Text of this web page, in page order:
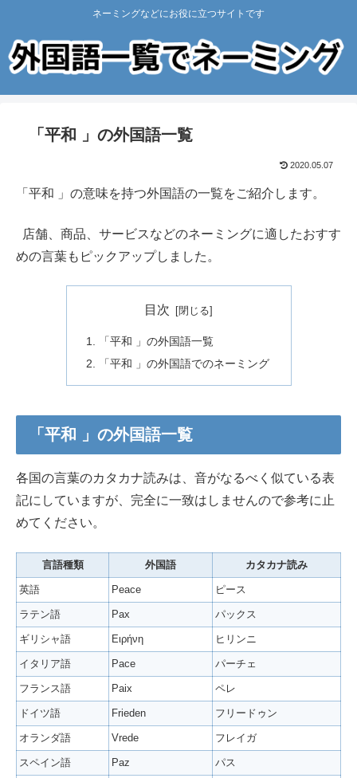
ネーミングなどにお役に立つサイトです
「平和 」の外国語一覧
2020.05.07
「平和 」の意味を持つ外国語の一覧をご紹介します。
店舗、商品、サービスなどのネーミングに適したおすす
めの言葉もピックアップしました。
目次
「平和 」の外国語一覧
「平和 」の外国語でのネーミング
「平和 」の外国語一覧
各国の言葉のカタカナ読みは、音がなるべく似ている表
記にしていますが、完全に一致はしませんので参考に止
めてください。
言語種類 外国語 カタカナ読み
英語 Peace ピース
ラテン語 Pax パックス
ギリシャ語 Ειρήνη ヒリンニ
イタリア語 Pace パーチェ
フランス語 Paix ペレ
ドイツ語 Frieden フリードゥン
オランダ語 Vrede フレイガ
スペイン語 Paz パス